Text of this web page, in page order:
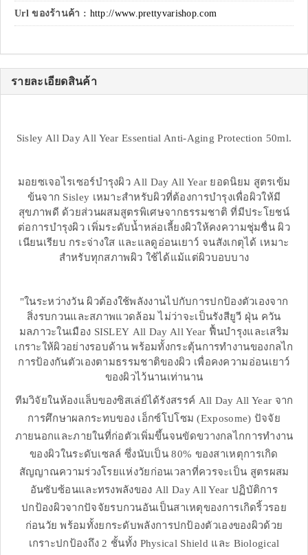
Url ของร้านค้า : http://www.prettyvarishop.com
รายละเอียดสินค้า
Sisley All Day All Year Essential Anti-Aging Protection 50ml.
มอยซเจอไรเซอร์บำรุงผิว All Day All Year ยอดนิยม สูตรเข้ม
ข้นจาก Sisley เหมาะสำหรับผิวที่ต้องการบำรุงเพื่อผิวให้มี
สุขภาพดี ด้วยส่วนผสมสูตรพิเศษจากธรรมชาติ ที่มีประโยชน์
ต่อการบำรุงผิว เพิ่มระดับน้ำหล่อเลี้ยงผิวให้คงความชุ่มชื่น ผิว
เนียนเรียบ กระจ่างใส และแลดูอ่อนเยาว์ จนสังเกตุได้ เหมาะ
สำหรับทุกสภาพผิว ใช้ได้แม้แต่ผิวบอบบาง
"ในระหว่างวัน ผิวต้องใช้พลังงานไปกับการปกป้องตัวเองจาก
สิ่งรบกวนและสภาพแวดล้อม ไม่ว่าจะเป็นรังสียูวี ฝุ่น ควัน
มลภาวะในเมือง SISLEY All Day All Year ฟื้นบำรุงและเสริม
เกราะให้ผิวอย่างรอบด้าน พร้อมทั้งกระตุ้นการทำงานของกลไก
การป้องกันตัวเองตามธรรมชาติของผิว เพื่อคงความอ่อนเยาว์
ของผิวไว้นานเท่านาน
ทีมวิจัยในห้องแล็บของซิสเล่ย์ได้รังสรรค์ All Day All Year จาก
การศึกษาผลกระทบของ เอ็กซ์โปโซม (Exposome) ปัจจัย
ภายนอกและภายในที่ก่อตัวเพิ่มขึ้นจนขัดขวางกลไกการทำงาน
ของผิวในระดับเซลล์ ซึ่งนับเป็น 80% ของสาเหตุการเกิด
สัญญาณความร่วงโรยแห่งวัยก่อนเวลาที่ควรจะเป็น สูตรผสม
อันซับซ้อนและทรงพลังของ All Day All Year ปฏิบัติการ
ปกป้องผิวจากปัจจัยรบกวนอันเป็นสาเหตุของการเกิดริ้วรอย
ก่อนวัย พร้อมทั้งยกระดับพลังการปกป้องตัวเองของผิวด้วย
เกราะปกป้องถึง 2 ชั้นทั้ง Physical Shield และ Biological